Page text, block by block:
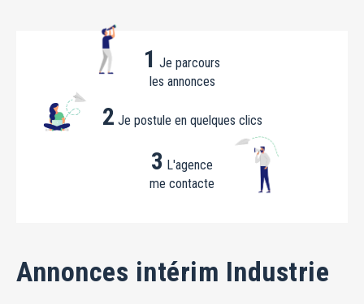
1 Je parcours
les annonces
2 Je postule en quelques clics
3 L'agence
me contacte
Annonces intérim Industrie